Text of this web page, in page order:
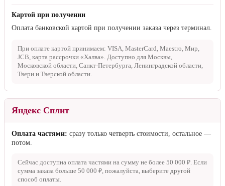
Картой при получении
Оплата банковской картой при получении заказа через терминал.
При оплате картой принимаем: VISA, MasterCard, Maestro, Мир,
JCB, карта рассрочки «Халва». Доступно для Москвы,
Московской области, Санкт-Петербурга, Ленинградской области,
Твери и Тверской области.
Яндекс Сплит
Оплата частями: сразу только четверть стоимости, остальное —
потом.
Сейчас доступна оплата частями на сумму не более 50 000 ₽. Если
сумма заказа больше 50 000 ₽, пожалуйста, выберите другой
способ оплаты.